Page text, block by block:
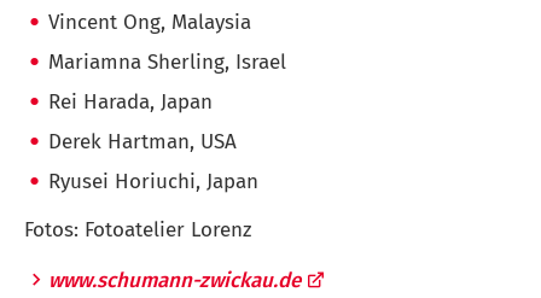
Vincent Ong, Malaysia
Mariamna Sherling, Israel
Rei Harada, Japan
Derek Hartman, USA
Ryusei Horiuchi, Japan
Fotos: Fotoatelier Lorenz
www.schumann-zwickau.de